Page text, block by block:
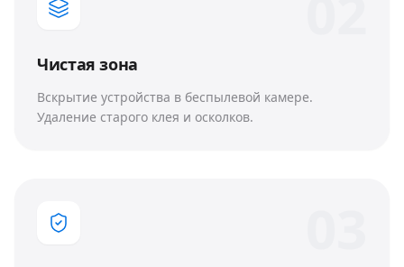
Чистая зона
Вскрытие устройства в беспылевой камере.
Удаление старого клея и осколков.